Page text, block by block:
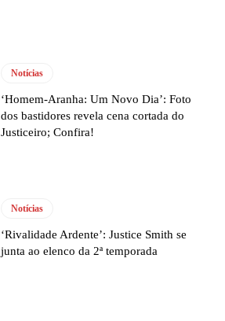
Notícias
‘Homem-Aranha: Um Novo Dia’: Foto
dos bastidores revela cena cortada do
Justiceiro; Confira!
Notícias
‘Rivalidade Ardente’: Justice Smith se
junta ao elenco da 2ª temporada